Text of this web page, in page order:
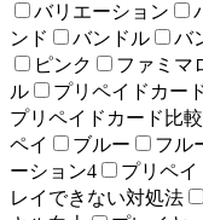
バリエーション
ンド
バンドル バ
ピンク
ファミマ
ル
プリペイドカー
プリペイドカード比較
ペイ
ブルー フル
ーション4
プリペイ
レイできない対処法